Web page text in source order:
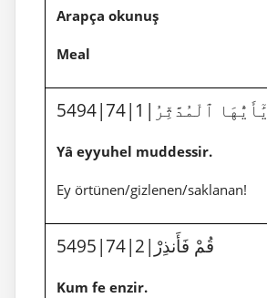
Arapça okunuş
Meal
5494|74|1|يَٰٓأَيُّهَا ٱلْمُدَّثِّرُ
Yâ eyyuhel muddessir.
Ey örtünen/gizlenen/saklanan!
5495|74|2|قُمْ فَأَنذِرْ
Kum fe enzir.